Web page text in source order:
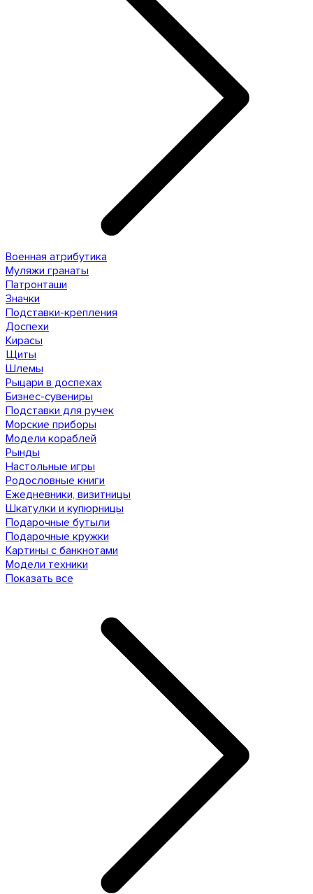
Военная атрибутика
Муляжи гранаты
Патронташи
Значки
Подставки-крепления
Доспехи
Кирасы
Щиты
Шлемы
Рыцари в доспехах
Бизнес-сувениры
Подставки для ручек
Морские приборы
Модели кораблей
Рынды
Настольные игры
Родословные книги
Ежедневники, визитницы
Шкатулки и купюрницы
Подарочные бутыли
Подарочные кружки
Картины с банкнотами
Модели техники
Показать все